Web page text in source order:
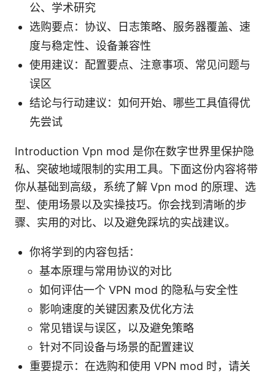
公、学术研究
选购要点：协议、日志策略、服务器覆盖、速
度与稳定性、设备兼容性
使用建议：配置要点、注意事项、常见问题与
误区
结论与行动建议：如何开始、哪些工具值得优
先尝试
Introduction Vpn mod 是你在数字世界里保护隐
私、突破地域限制的实用工具。下面这份内容将带
你从基础到高级，系统了解 Vpn mod 的原理、选
型、使用场景以及实操技巧。你会找到清晰的步
骤、实用的对比、以及避免踩坑的实战建议。
你将学到的内容包括：
基本原理与常用协议的对比
如何评估一个 VPN mod 的隐私与安全性
影响速度的关键因素及优化方法
常见错误与误区，以及避免策略
针对不同设备与场景的配置建议
重要提示：在选购和使用 VPN mod 时，请关